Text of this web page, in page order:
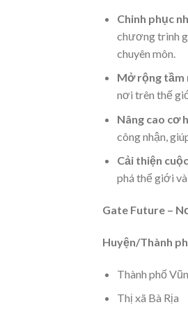
Chinh phục
chương trình
chuyên môn.
Mở rộng tầm
nơi trên thế
Nâng cao cơ
công nhận,
Cải thiện
phá thế giới
Gate Future –
Huyện/Thành
Thành phố
Thị xã Bà Rịa